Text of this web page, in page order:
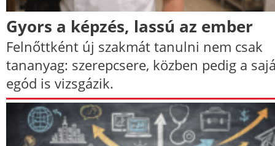
Gyors a képzés, lassú az ember
Felnőttként új szakmát tanulni nem csak
tananyag: szerepcsere, közben pedig a
egód is vizsgázik.